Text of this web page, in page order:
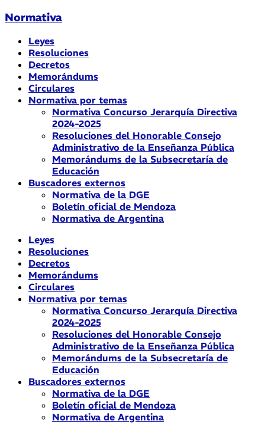
Normativa
Leyes
Resoluciones
Decretos
Memorándums
Circulares
Normativa por temas
Normativa Concurso Jerarquía Directiva
2024-2025
Resoluciones del Honorable Consejo
Administrativo de la Enseñanza Pública
Memorándums de la Subsecretaría de
Educación
Buscadores externos
Normativa de la DGE
Boletín oficial de Mendoza
Normativa de Argentina
Leyes
Resoluciones
Decretos
Memorándums
Circulares
Normativa por temas
Normativa Concurso Jerarquía Directiva
2024-2025
Resoluciones del Honorable Consejo
Administrativo de la Enseñanza Pública
Memorándums de la Subsecretaría de
Educación
Buscadores externos
Normativa de la DGE
Boletín oficial de Mendoza
Normativa de Argentina